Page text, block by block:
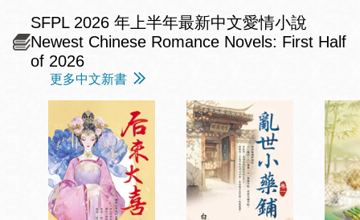
SFPL 2026 年上半年最新中文愛情小說
Newest Chinese Romance Novels: First Half
of 2026
更多中文新書